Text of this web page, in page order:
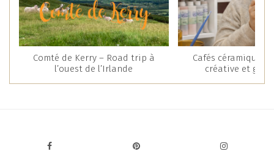
Comté de Kerry – Road trip à
l’ouest de l’Irlande
Cafés céramique :
créative et